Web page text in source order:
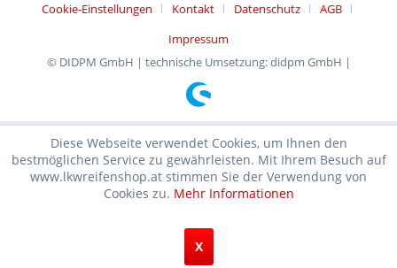
Cookie-Einstellungen Kontakt Datenschutz
AGB
Impressum
© DIDPM GmbH | technische Umsetzung: didpm GmbH |
Diese Webseite verwendet Cookies, um Ihnen den
bestmöglichen Service zu gewährleisten. Mit Ihrem Besuch auf
www.lkwreifenshop.at stimmen Sie der Verwendung von
Cookies zu. Mehr Informationen
X